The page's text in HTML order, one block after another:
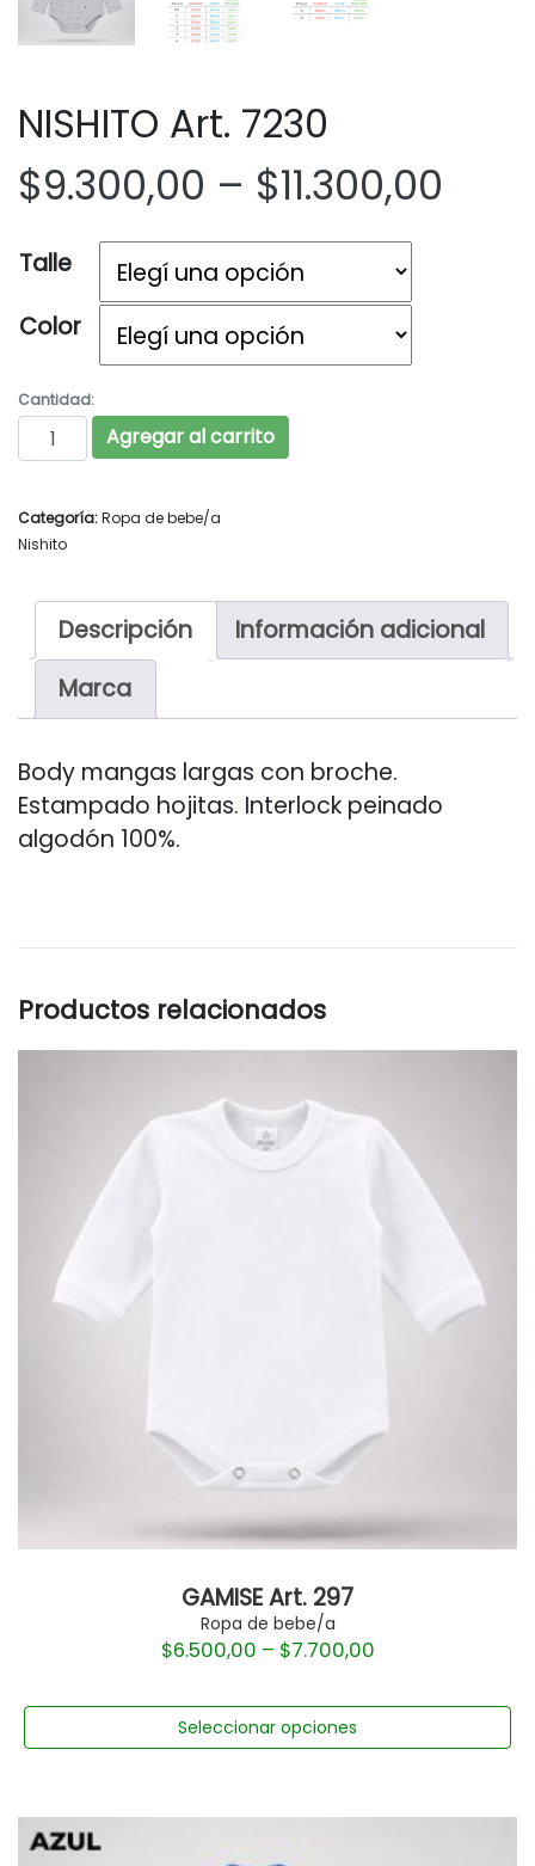
NISHITO Art. 7230
$9.300,00 – $11.300,00
Talle
Color
Cantidad:
NISHITO Art. 7230 cantidad
Agregar al carrito
Categoría:Ropa de bebe/a
Nishito
Descripción
Información adicional
Marca
Body mangas largas con broche.
Estampado hojitas. Interlock peinado
algodón 100%.
Productos relacionados
GAMISE Art. 297
Ropa de bebe/a
$6.500,00 – $7.700,00
Seleccionar opciones